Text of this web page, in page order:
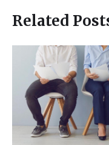
Related